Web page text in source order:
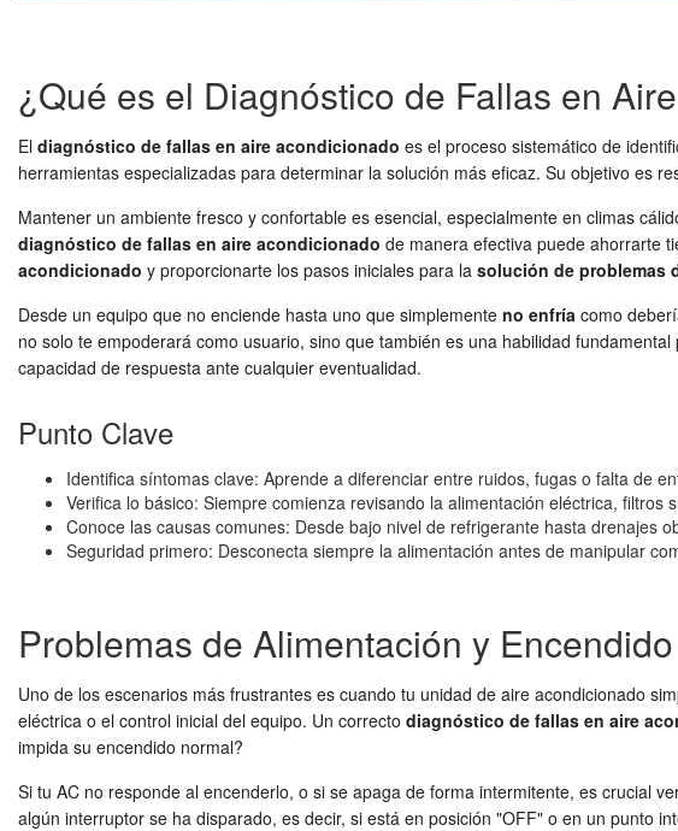
¿Qué es el Diagnóstico de Fallas en
El diagnóstico de fallas en aire acondicionado es el proceso sistemático de
herramientas especializadas para determinar la solución más eficaz. Su objetivo es
Mantener un ambiente fresco y confortable es esencial, especialmente en climas
diagnóstico de fallas en aire acondicionado de manera efectiva puede ahorrarte
acondicionado y proporcionarte los pasos iniciales para la solución de problemas
Desde un equipo que no enciende hasta uno que simplemente no enfría como
no solo te empoderará como usuario, sino que también es una habilidad
capacidad de respuesta ante cualquier eventualidad.
Punto Clave
Identifica síntomas clave: Aprende a diferenciar entre ruidos, fugas o falta de
Verifica lo básico: Siempre comienza revisando la alimentación eléctrica,
Conoce las causas comunes: Desde bajo nivel de refrigerante hasta drenajes
Seguridad primero: Desconecta siempre la alimentación antes de manipular
Problemas de Alimentación y
Uno de los escenarios más frustrantes es cuando tu unidad de aire acondicionado
eléctrica o el control inicial del equipo. Un correcto diagnóstico de fallas en aire
impida su encendido normal?
Si tu AC no responde al encenderlo, o si se apaga de forma intermitente, es crucial
algún interruptor se ha disparado, es decir, si está en posición "OFF" o en un punto